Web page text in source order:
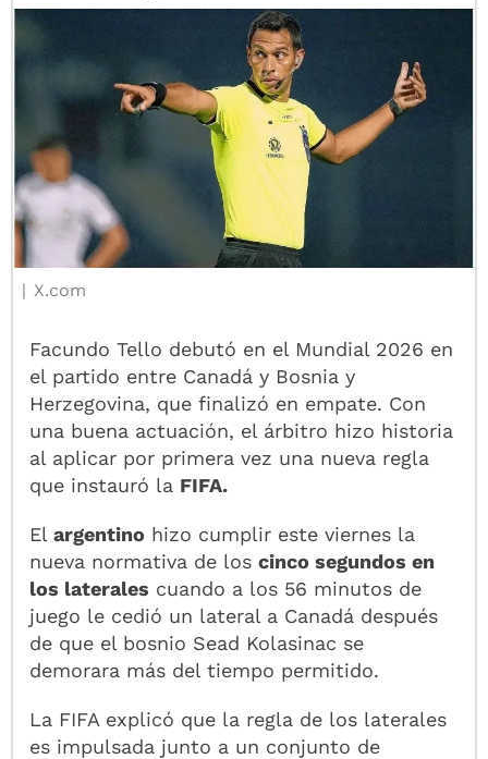
X.com
Facundo Tello debutó en el Mundial 2026 en
el partido entre Canadá y Bosnia y
Herzegovina, que finalizó en empate. Con
una buena actuación, el árbitro hizo historia
al aplicar por primera vez una nueva regla
que instauró la FIFA.
Elargentino hizo cumplir este viernes la
nueva normativa de loscinco segundos en
los laterales cuando a los 56 minutos de
juego le cedió un lateral a Canadá después
de que el bosnio Sead Kolasinac se
demorara más del tiempo permitido.
La FIFA explicó que la regla de los laterales
es impulsada junto a un conjunto de